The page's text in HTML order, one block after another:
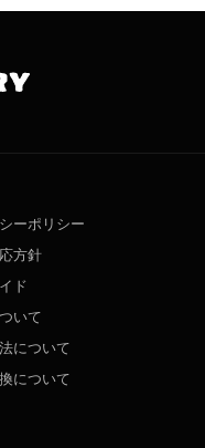
ーポリシー
方針
ド
いて
について
について